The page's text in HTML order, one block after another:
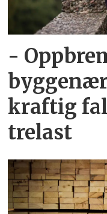
-
kraftig
trelast